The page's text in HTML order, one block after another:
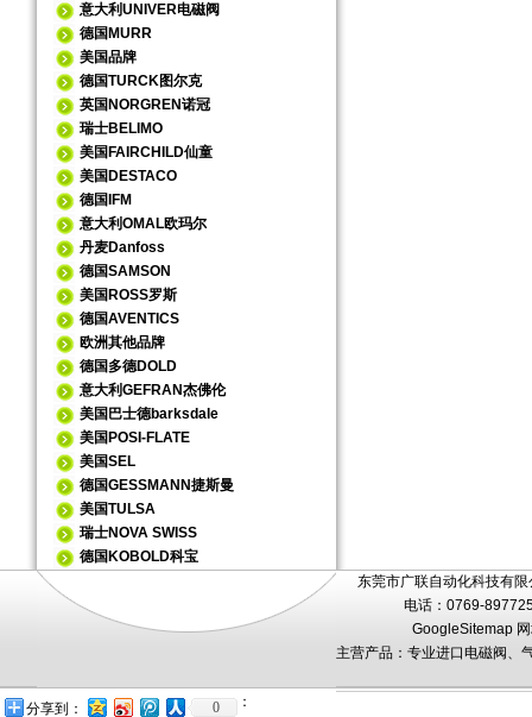
意大利UNIVER电磁阀
德国MURR
美国品牌
德国TURCK图尔克
英国NORGREN诺冠
瑞士BELIMO
美国FAIRCHILD仙童
美国DESTACO
德国IFM
意大利OMAL欧玛尔
丹麦Danfoss
德国SAMSON
美国ROSS罗斯
德国AVENTICS
欧洲其他品牌
德国多德DOLD
意大利GEFRAN杰佛伦
美国巴士德barksdale
美国POSI-FLATE
美国SEL
德国GESSMANN捷斯曼
美国TULSA
瑞士NOVA SWISS
德国KOBOLD科宝
东莞市广联自动化科技有
电话：0769-
GoogleSitemap
主营产品：专业进口电磁阀、
：
分享到： 0